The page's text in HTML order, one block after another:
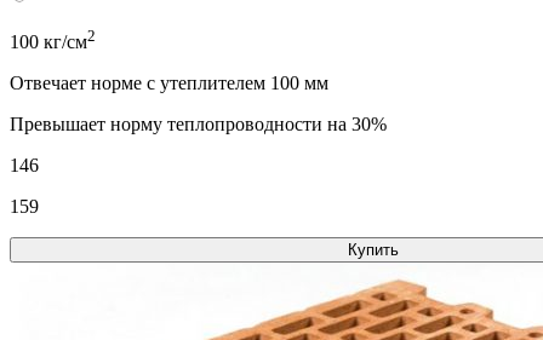
100 кг/см2
Отвечает норме с утеплителем 100 мм
Превышает норму теплопроводности на 30%
146
159
Купить